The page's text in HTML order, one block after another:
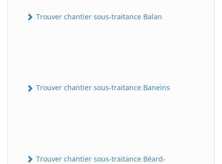
Trouver chantier sous-traitance Balan
Trouver chantier sous-traitance Baneins
Trouver chantier sous-traitance Béard-